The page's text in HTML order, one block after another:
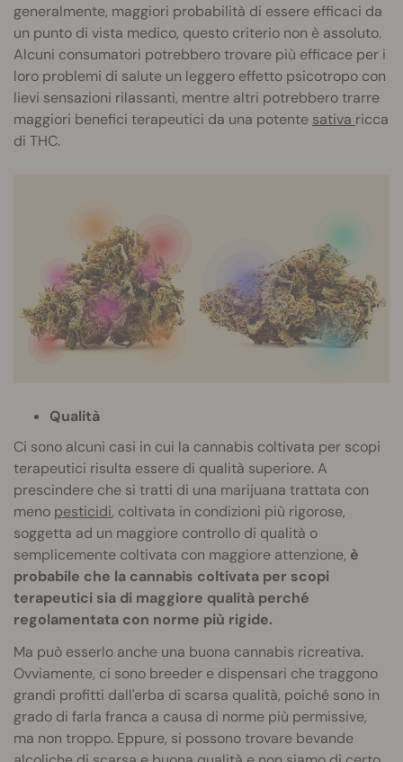
generalmente, maggiori probabilità di essere efficaci da
un punto di vista medico, questo criterio non è assoluto.
Alcuni consumatori potrebbero trovare più efficace per i
loro problemi di salute un leggero effetto psicotropo con
lievi sensazioni rilassanti, mentre altri potrebbero trarre
maggiori benefici terapeutici da una potente sativa ricca
di THC.
Qualità
Ci sono alcuni casi in cui la cannabis coltivata per scopi
terapeutici risulta essere di qualità superiore. A
prescindere che si tratti di una marijuana trattata con
meno pesticidi, coltivata in condizioni più rigorose,
soggetta ad un maggiore controllo di qualità o
semplicemente coltivata con maggiore attenzione, è
probabile che la cannabis coltivata per scopi
terapeutici sia di maggiore qualità perché
regolamentata con norme più rigide.
Ma può esserlo anche una buona cannabis ricreativa.
Ovviamente, ci sono breeder e dispensari che traggono
grandi profitti dall'erba di scarsa qualità, poiché sono in
grado di farla franca a causa di norme più permissive,
ma non troppo. Eppure, si possono trovare bevande